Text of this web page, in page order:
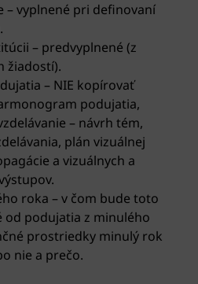
– vyplnené pri definovaní
– predvyplnené (z
žiadostí).
– NIE kopírovať
podujatia,
– návrh tém,
plán vizuálnej
a vizuálnych a
roka – v čom bude toto
od podujatia z minulého
prostriedky minulý rok
nie a prečo.